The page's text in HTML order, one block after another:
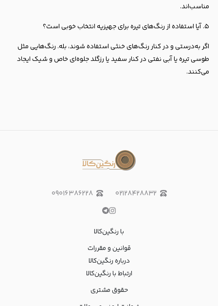
مناسب‌اند.
۵. آیا استفاده از رنگ‌های تیره برای جهیزیه انتخاب خوبی است؟
اگر به‌درستی و در کنار رنگ‌های خنثی استفاده شوند، بله. رنگ‌هایی مثل
طوسی تیره یا آبی نفتی در کنار سفید یا رزگلد جلوه‌ای خاص و شیک ایجاد
می‌کنند.
۰۲۱۲۸۴۲۸۸۳۲ ۰۹۰۱۶۳۸۶۲۲۸
با رنگین‌کالا
قوانین و مقررات
درباره رنگین‌کالا
ارتباط با رنگین‌کالا
حقوق مشتری